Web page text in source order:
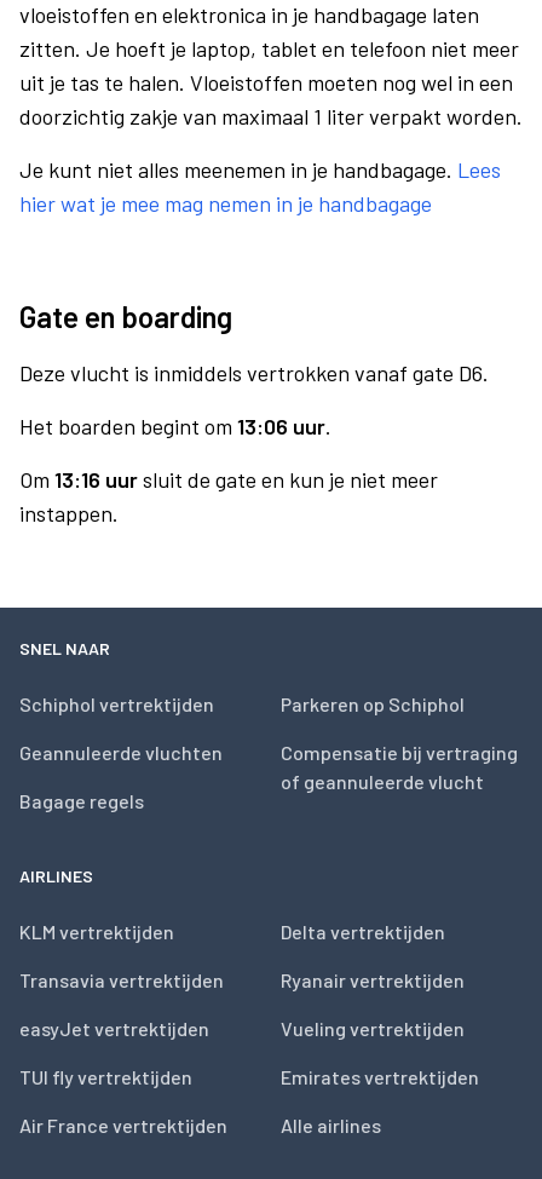
vloeistoffen en elektronica in je handbagage laten
zitten. Je hoeft je laptop, tablet en telefoon niet meer
uit je tas te halen. Vloeistoffen moeten nog wel in een
doorzichtig zakje van maximaal 1 liter verpakt worden.
Je kunt niet alles meenemen in je handbagage. Lees
hier wat je mee mag nemen in je handbagage
Gate en boarding
Deze vlucht is inmiddels vertrokken vanaf gate D6.
Het boarden begint om 13:06 uur.
Om 13:16 uursluit de gate en kun je niet meer
instappen.
SNEL NAAR
Schiphol vertrektijden
Geannuleerde vluchten
Bagage regels
Parkeren op Schiphol
Compensatie bij vertraging
of geannuleerde vlucht
AIRLINES
KLM vertrektijden
Transavia vertrektijden
easyJet vertrektijden
TUI fly vertrektijden
Air France vertrektijden
Delta vertrektijden
Ryanair vertrektijden
Vueling vertrektijden
Emirates vertrektijden
Alle airlines